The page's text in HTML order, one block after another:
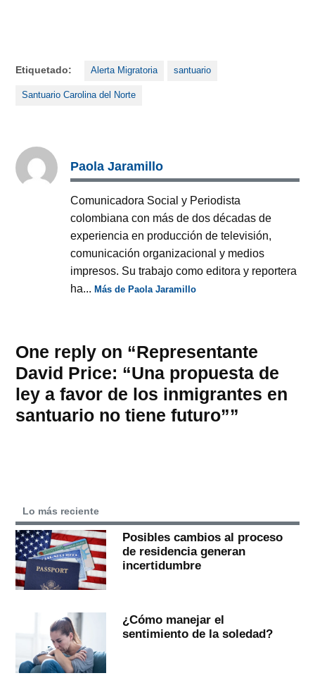
Etiquetado: Alerta Migratoria santuario
Santuario Carolina del Norte
Paola Jaramillo
Comunicadora Social y Periodista
colombiana con más de dos décadas de
experiencia en producción de televisión,
comunicación organizacional y medios
impresos. Su trabajo como editora y reportera
ha...Más de Paola Jaramillo
One reply on “Representante
David Price: “Una propuesta de
ley a favor de los inmigrantes en
santuario no tiene futuro””
Lo más reciente
Posibles cambios al proceso
de residencia generan
incertidumbre
¿Cómo manejar el
sentimiento de la soledad?